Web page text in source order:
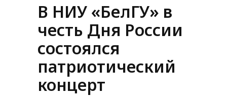
В НИУ «БелГУ» в
честь Дня России
состоялся
патриотический
концерт